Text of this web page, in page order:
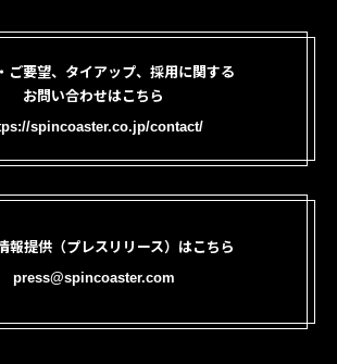
ご要望、タイアップ、採用に関する
お問い合わせはこちら
spincoaster.co.jp/contact/
報提供（プレスリリース）はこちら
press@spincoaster.com